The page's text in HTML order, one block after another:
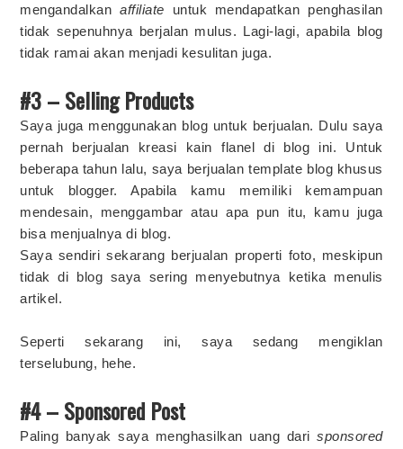
mengandalkanaffiliate untuk mendapatkan penghasilan
tidak sepenuhnya berjalan mulus. Lagi-lagi, apabila blog
tidak ramai akan menjadi kesulitan juga.
#3 – Selling Products
Saya juga menggunakan blog untuk berjualan. Dulu saya
pernah berjualan kreasi kain flanel di blog ini. Untuk
beberapa tahun lalu, saya berjualan template blog khusus
untuk blogger. Apabila kamu memiliki kemampuan
mendesain, menggambar atau apa pun itu, kamu juga
bisa menjualnya di blog.
Saya sendiri sekarang berjualan properti foto, meskipun
tidak di blog saya sering menyebutnya ketika menulis
artikel.
Seperti sekarang ini, saya sedang mengiklan
terselubung, hehe.
#4 – Sponsored Post
Paling banyak saya menghasilkan uang darisponsored